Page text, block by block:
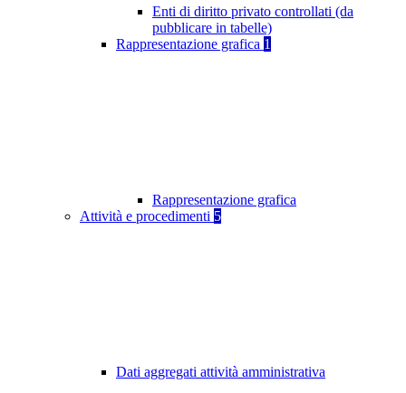
Enti di diritto privato controllati (da
pubblicare in tabelle)
Rappresentazione grafica 1
Rappresentazione grafica
Attività e procedimenti 5
Dati aggregati attività amministrativa